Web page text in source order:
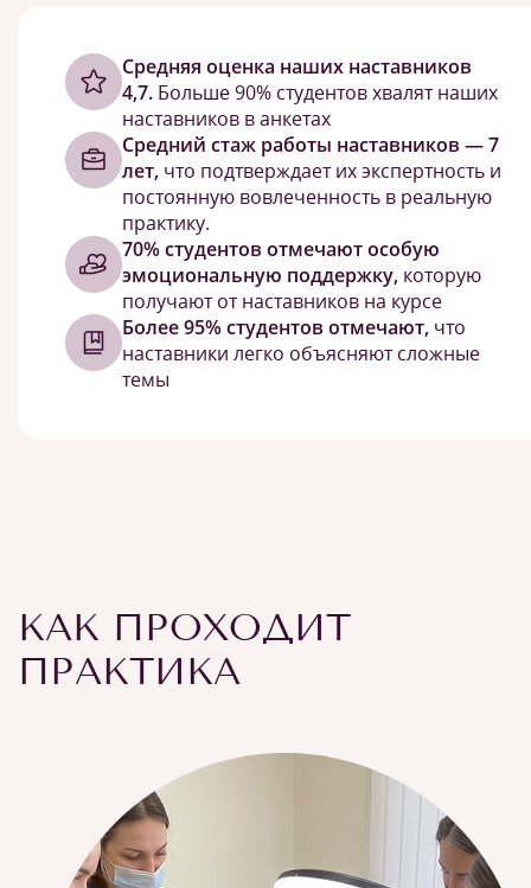
Cредняя оценка наших наставников
4,7. Больше 90% студентов хвалят наших
наставников в анкетах
Средний стаж работы наставников — 7
лет, что подтверждает их экспертность и
постоянную вовлеченность в реальную
практику.
70% студентов отмечают особую
эмоциональную поддержку, которую
получают от наставников на курсе
Более 95% студентов отмечают, что
наставники легко объясняют сложные
темы
КАК ПРОХОДИТ
ПРАКТИКА